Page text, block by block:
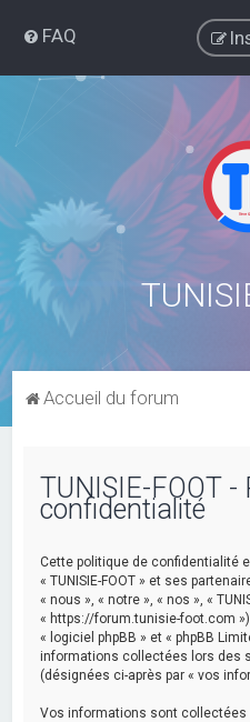
FAQ
Accueil du forum
TUNISIE-FOOT -
confidentialité
Cette politique de confidentialité
« TUNISIE-FOOT » et ses
« nous », « notre », « nos », «
« https://forum.tunisie-foot.com
« logiciel phpBB » et « phpBB
informations collectées lors des
(désignées ci-après par « vos
Vos informations sont collectées